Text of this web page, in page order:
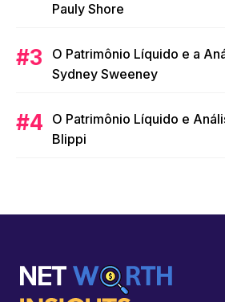
Pauly Shore
O Patrimônio Líquido e a
Sydney Sweeney
O Patrimônio Líquido e
Blippi